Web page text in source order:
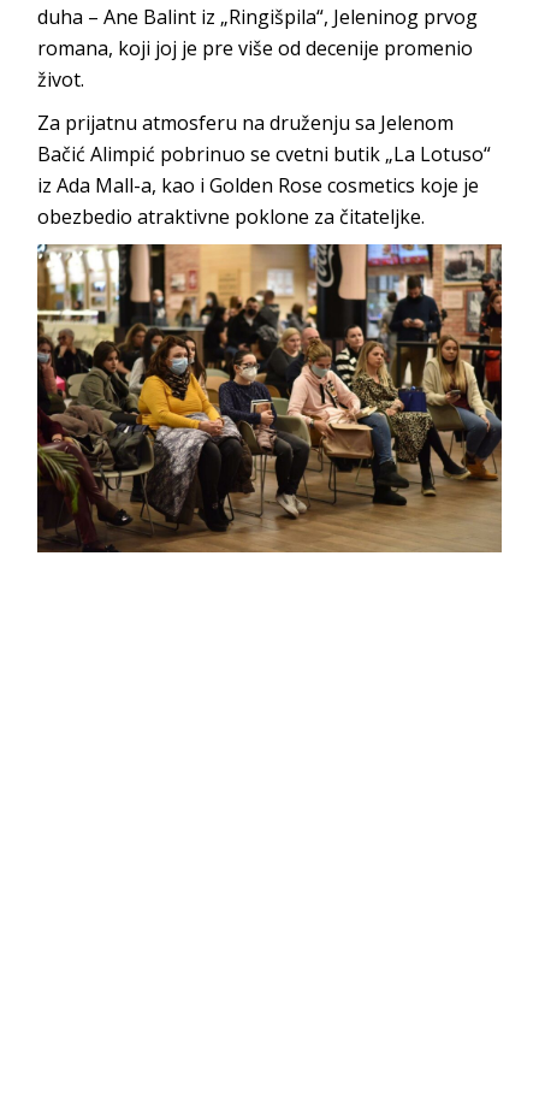
duha – Ane Balint iz „Ringišpila“, Jeleninog prvog
romana, koji joj je pre više od decenije promenio
život.
Za prijatnu atmosferu na druženju sa Jelenom
Bačić Alimpić pobrinuo se cvetni butik „La Lotuso“
iz Ada Mall-a, kao i Golden Rose cosmetics koje je
obezbedio atraktivne poklone za čitateljke.